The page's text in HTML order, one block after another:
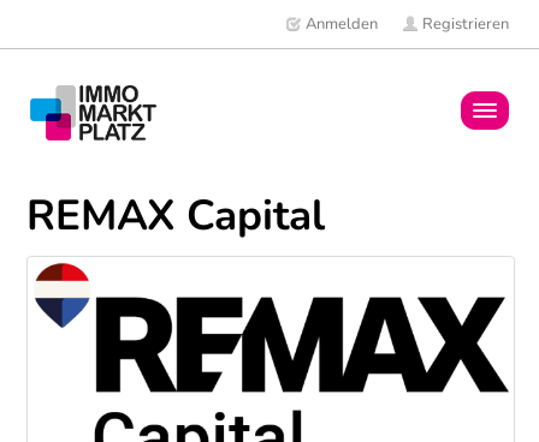
Anmelden Registrieren
Mitglieder
News
REMAX Capital